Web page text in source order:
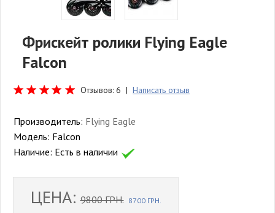
Фрискейт ролики Flying Eagle
Falcon
Отзывов: 6 | Написать отзыв
Производитель: Flying Eagle
Модель: Falcon
Наличие: Есть в наличии
ЦЕНА:9800 ГРН. 8700 ГРН.